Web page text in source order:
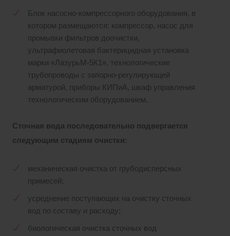
Блок насосно-компрессорного оборудования, в
котором размещаются: компрессор, насос для
промывки фильтров доочистки,
ультрафиолетовая бактерицидная установка
марки «ЛазурьМ-5К1», технологические
трубопроводы с запорно-регулирующей
арматурой, приборы КИПиА, шкаф управления
технологическим оборудованием.
Сточная вода последовательно подвергается
следующим стадиям очистки:
механическая очистка от грубодисперсных
примесей;
усреднение поступающих на очистку сточных
вод по составу и расходу;
биологическая очистка сточных вод